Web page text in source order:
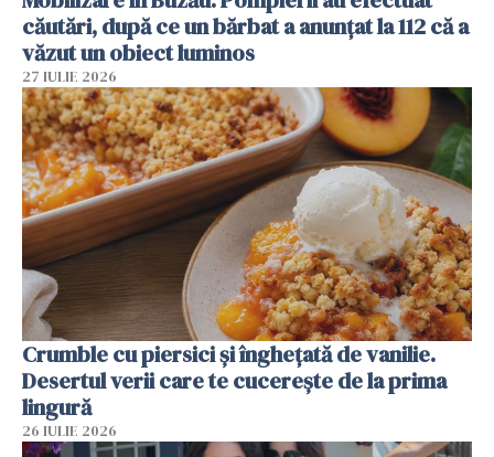
căutări, după ce un bărbat a anunțat la 112 că a
văzut un obiect luminos
27 IULIE 2026
Crumble cu piersici și înghețată de vanilie.
Desertul verii care te cucerește de la prima
lingură
26 IULIE 2026